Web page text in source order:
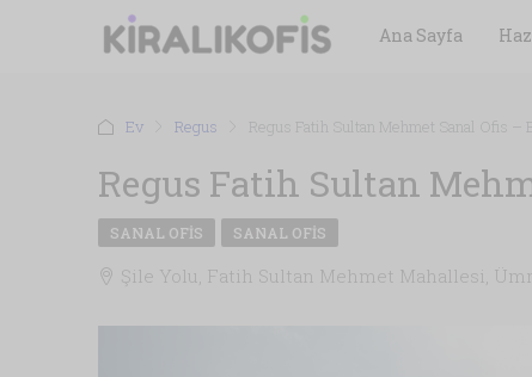
Ana Sayfa
Ev Regus Regus Fatih Sultan Mehmet Sanal Ofis –
Regus Fatih Sultan
SANAL OFIS SANAL OFIS
Şile Yolu, Fatih Sultan Mehmet Mahallesi,